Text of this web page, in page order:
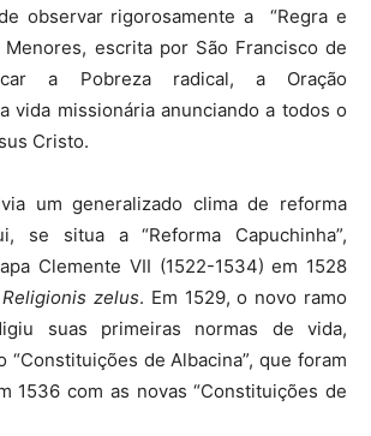
observar rigorosamente a “Regra e
escrita por São Francisco de
a Pobreza radical, a Oração
vida missionária anunciando a todos o
Cristo.
um generalizado clima de reforma
se situa a “Reforma Capuchinha”,
Clemente VII (1522-1534) em 1528
Religionis zelus. Em 1529, o novo ramo
suas primeiras normas de vida,
“Constituições de Albacina”, que foram
1536 com as novas “Constituições de